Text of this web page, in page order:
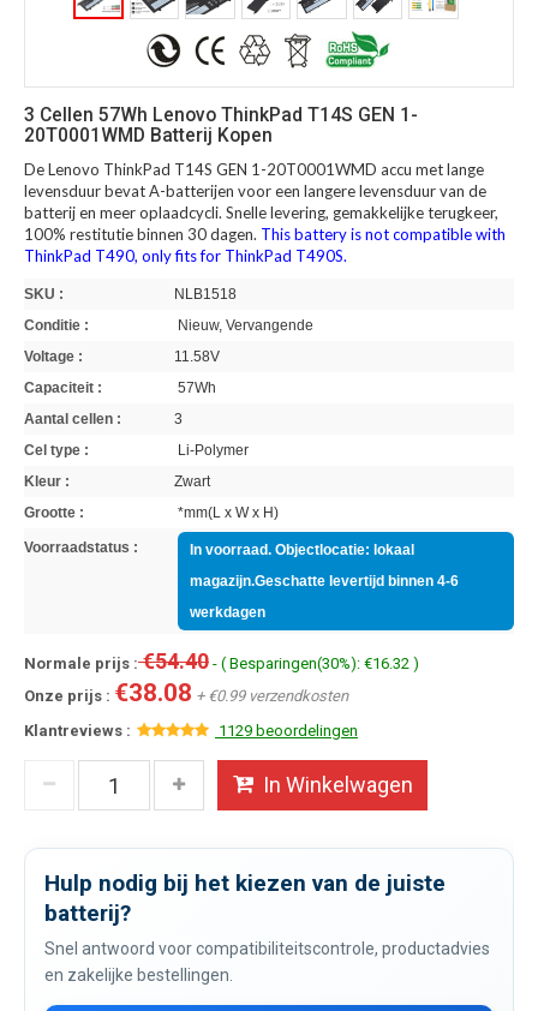
3 Cellen 57Wh Lenovo ThinkPad T14S GEN 1-
20T0001WMD Batterij Kopen
De Lenovo ThinkPad T14S GEN 1-20T0001WMD accu met lange
levensduur bevat A-batterijen voor een langere levensduur van de
batterij en meer oplaadcycli. Snelle levering, gemakkelijke terugkeer,
100% restitutie binnen 30 dagen. This battery is not compatible with
ThinkPad T490, only fits for ThinkPad T490S.
SKU :
NLB1518
Conditie :
Nieuw, Vervangende
Voltage :
11.58V
Capaciteit :
57Wh
Aantal cellen :
3
Cel type :
Li-Polymer
Kleur :
Zwart
Grootte :
*mm(L x W x H)
Voorraadstatus :
In voorraad. Objectlocatie: lokaal
magazijn.Geschatte levertijd binnen 4-6
werkdagen
Normale prijs :€54.40 - ( Besparingen(30%): €16.32 )
Onze prijs : €38.08 + €0.99 verzendkosten
Klantreviews :
1129 beoordelingen
In Winkelwagen
Hulp nodig bij het kiezen van de juiste
batterij?
Snel antwoord voor compatibiliteitscontrole, productadvies
en zakelijke bestellingen.